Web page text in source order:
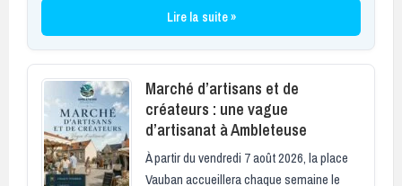
Lire la suite »
Marché d’artisans et de
créateurs : une vague
d’artisanat à Ambleteuse
À partir du vendredi 7 août 2026, la place
Vauban accueillera chaque semaine le